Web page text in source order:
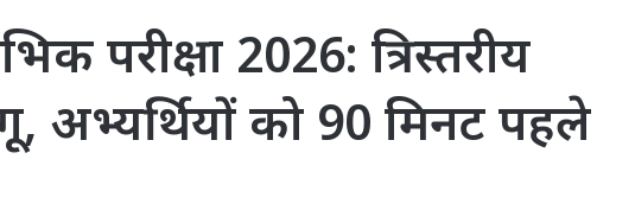
परीक्षा 2026: त्रिस्तरीय
अभ्यर्थियों को 90 मिनट पहले